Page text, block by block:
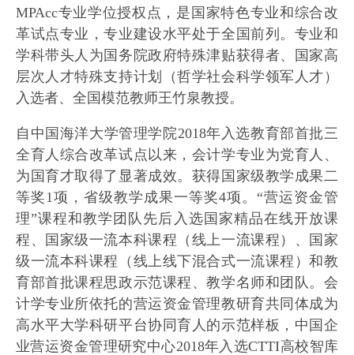
MPAcc专业学位授权点，是国家特色专业和综合改
革试点专业，专业建设水平处于全国前列。专业和
学科带头人为国务院政府特殊津贴获得者、国家高
层次人才特殊支持计划（哲学社会科学领军人才）
入选者、全国模范教师王竹泉教授。
自中国海洋大学管理学院2018年入选教育部首批三
全育人综合改革试点以来，会计学专业为党育人、
为国育才取得了显著成效。获得国家级教学成果二
等奖1项，省级教学成果一等奖4项。“营运资金管
理”课程和教学团队先后入选国家精品在线开放课
程、国家级一流本科课程（线上一流课程）、国家
级一流本科课程（线上线下混合式一流课程）和教
育部首批课程思政示范课程、教学名师和团队。会
计学专业所依托的营运资金管理教研育共同体成为
高水平大学科研平台协同育人的示范样板，中国企
业营运资金管理研究中心2018年入选CTTI高校智库